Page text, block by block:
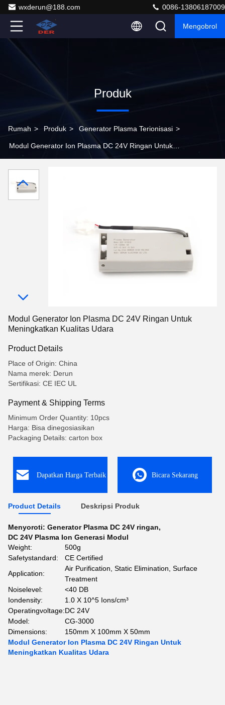
wxderun@188.com 0086-13806187009
Mengobrol
Produk
Rumah > Produk > Generator Plasma Terionisasi >
Modul Generator Ion Plasma DC 24V Ringan Untuk
Modul Generator Ion Plasma DC 24V Ringan Untuk
Meningkatkan Kualitas Udara
Product Details
Place of Origin: China
Nama merek: Derun
Sertifikasi: CE IEC UL
Payment & Shipping Terms
Minimum Order Quantity: 10pcs
Harga: Bisa dinegosiasikan
Packaging Details: carton box
Dapatkan Harga Terbaik Bicara Sekarang
Product Details Deskripsi Produk
Menyoroti: Generator Plasma DC 24V ringan,
DC 24V Plasma Ion Generasi Modul
Weight:
500g
Safetystandard:
CE Certified
Application:
Air Purification, Static Elimination, Surface
Treatment
Noiselevel:
<40 DB
Iondensity:
1.0 X 10^5 Ions/cm³
Operatingvoltage:DC 24V
Model:
CG-3000
Dimensions:
150mm X 100mm X 50mm
Modul Generator Ion Plasma DC 24V Ringan Untuk
Meningkatkan Kualitas Udara